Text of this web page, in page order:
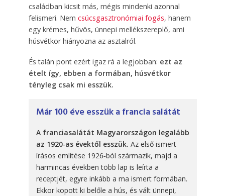
családban kicsit más, mégis mindenki azonnal
felismeri. Nem csúcsgasztronómiai fogás, hanem
egy krémes, hűvös, ünnepi mellékszereplő, ami
húsvétkor hiányozna az asztalról.
És talán pont ezért igaz rá a legjobban: ezt az
ételt így, ebben a formában, húsvétkor
tényleg csak mi esszük.
Már 100 éve esszük a francia salátát
A franciasalátát Magyarországon legalább
az 1920‑as évektől esszük. Az első ismert
írásos említése 1926‑ból származik, majd a
harmincas években több lap is leírta a
receptjét, egyre inkább a ma ismert formában.
Ekkor kopott ki belőle a hús, és vált ünnepi,